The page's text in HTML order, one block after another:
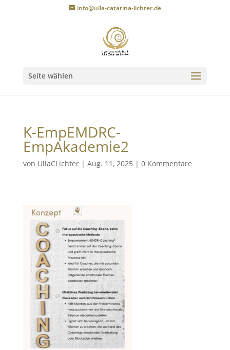
info@ulla-catarina-lichter.de
Seite wählen
K-EmpEMDRC-
EmpAkademie2
von UllaCLichter| Aug. 11, 2025 | 0 Kommentare